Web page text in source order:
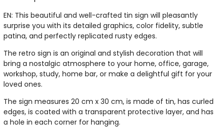
EN: This beautiful and well-crafted tin sign will pleasantly
surprise you with its detailed graphics, color fidelity, subtle
patina, and perfectly replicated rusty edges.
The retro sign is an original and stylish decoration that will
bring a nostalgic atmosphere to your home, office, garage,
workshop, study, home bar, or make a delightful gift for your
loved ones.
The sign measures 20 cm x 30 cm, is made of tin, has curled
edges, is coated with a transparent protective layer, and has
a hole in each corner for hanging.